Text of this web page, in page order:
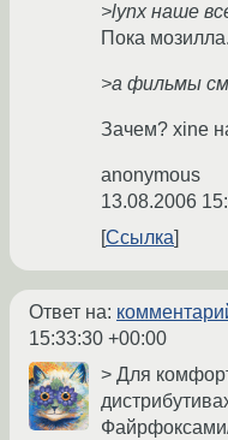
>lynx наше
Пока
>а фильмы
Зачем? xine
anonymous
13.08.2006
Ссылка
Ответ на:
15:33:30 +00:00
> Для